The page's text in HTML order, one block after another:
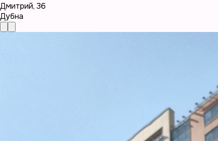
Дмитрий, 36
Дубна